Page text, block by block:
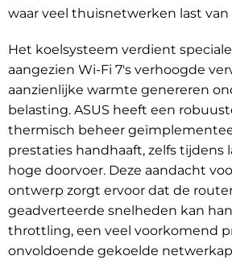
waar veel thuisnetwerken last
Het koelsysteem verdient
aangezien Wi-Fi 7's verhoogde
aanzienlijke warmte genereren
belasting. ASUS heeft een
thermisch beheer
prestaties handhaaft, zelfs tijdens
hoge doorvoer. Deze aandacht
ontwerp zorgt ervoor dat de
geadverteerde snelheden kan
throttling, een veel voorkomend
onvoldoende gekoelde